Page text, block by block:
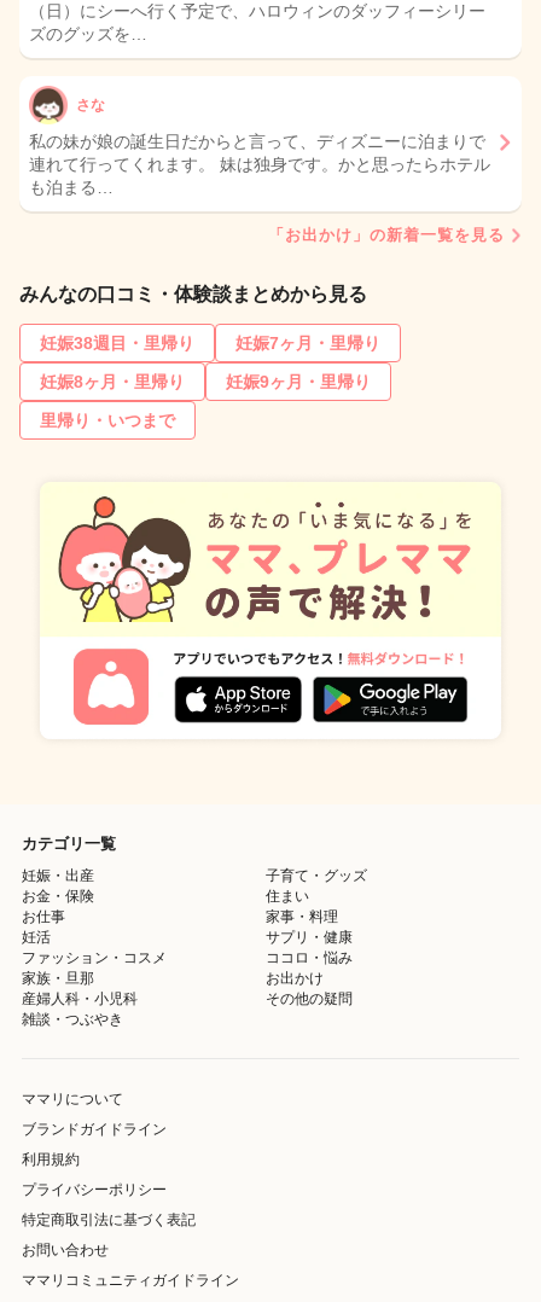
（日）にシーへ行く予定で、ハロウィンのダッフィーシリー
ズのグッズを…
さな
私の妹が娘の誕生日だからと言って、ディズニーに泊まりで
連れて行ってくれます。 妹は独身です。かと思ったらホテル
も泊まる…
「お出かけ」の新着一覧を見る
みんなの口コミ・体験談まとめから見る
妊娠38週目・里帰り
妊娠7ヶ月・里帰り
妊娠8ヶ月・里帰り
妊娠9ヶ月・里帰り
里帰り・いつまで
カテゴリ一覧
妊娠・出産
子育て・グッズ
お金・保険
住まい
お仕事
家事・料理
妊活
サプリ・健康
ファッション・コスメ
ココロ・悩み
家族・旦那
お出かけ
産婦人科・小児科
その他の疑問
雑談・つぶやき
ママリについて
ブランドガイドライン
利用規約
プライバシーポリシー
特定商取引法に基づく表記
お問い合わせ
ママリコミュニティガイドライン